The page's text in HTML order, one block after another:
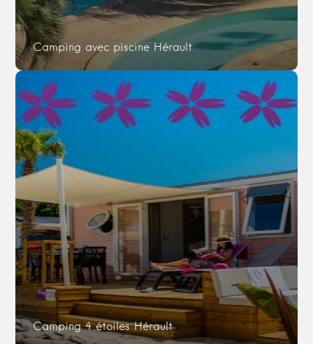
Camping avec piscine Hérault
Camping 4 étoiles Hérault